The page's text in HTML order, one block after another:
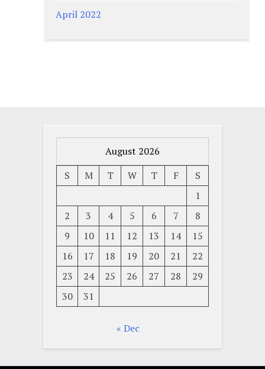
April 2022
August 2026
S
M T W T F
S
1
2
3 4 5 6 7
8
9
10 11 12 13 14
15
16
17 18 19 20 21
22
23
24 25 26 27 28
29
30
31
« Dec